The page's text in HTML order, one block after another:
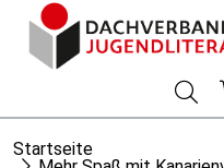
Startseite